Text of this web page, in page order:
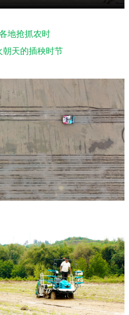
地抢抓农时
朝天的插秧时节